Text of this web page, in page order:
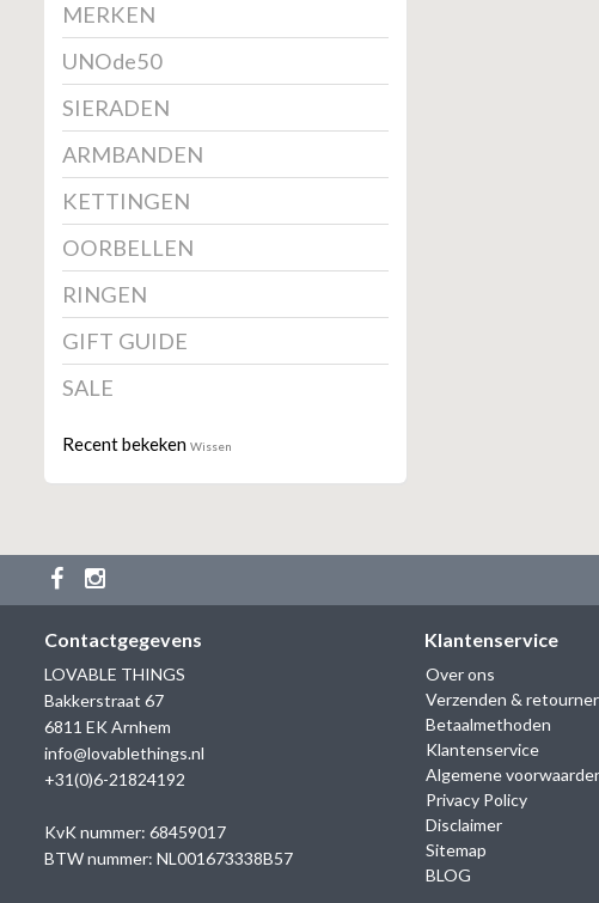
MERKEN
UNOde50
SIERADEN
ARMBANDEN
KETTINGEN
OORBELLEN
RINGEN
GIFT GUIDE
SALE
Recent bekeken Wissen
Contactgegevens
LOVABLE THINGS
Bakkerstraat 67
6811 EK Arnhem
info@lovablethings.nl
+31(0)6-21824192
KvK nummer: 68459017
BTW nummer: NL001673338B57
Klantenservice
Over ons
Verzenden &
Betaalmethoden
Klantenservice
Algemene
Privacy Policy
Disclaimer
Sitemap
BLOG